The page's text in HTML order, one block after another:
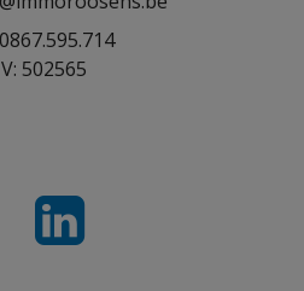
502565